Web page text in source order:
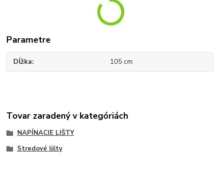
Parametre
Dĺžka 105 cm
Tovar zaradený v kategóriách
NAPÍNACIE LIŠTY
Stredové lišty